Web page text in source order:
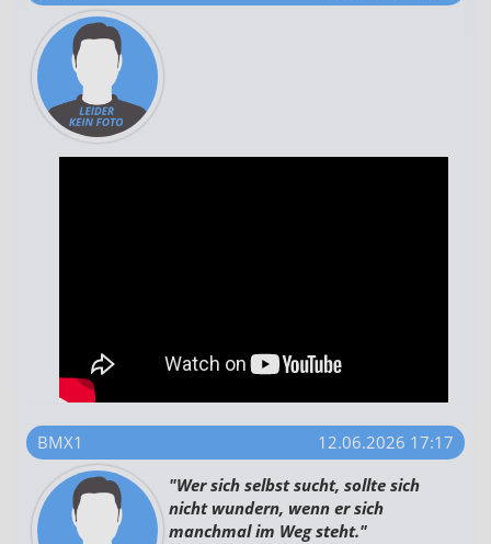
BMX1
12.06.2026 17:17
"Wer sich selbst sucht, sollte sich
nicht wundern, wenn er sich
manchmal im Weg steht."